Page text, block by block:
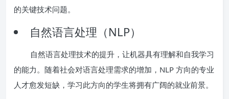
的关键技术问题。
自然语言处理（NLP）
自然语言处理技术的提升，让机器具有理解和自我学习
的能力。随着社会对语言处理需求的增加，NLP 方向的专业
人才愈发短缺，学习此方向的学生将拥有广阔的就业前景。